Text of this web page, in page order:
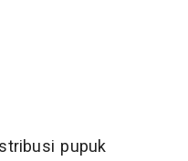
pupuk